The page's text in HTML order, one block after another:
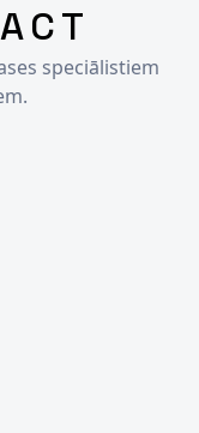
speciālistiem